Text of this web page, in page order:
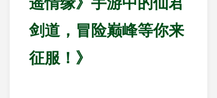
剑道，冒险巅峰等你来
征服！》